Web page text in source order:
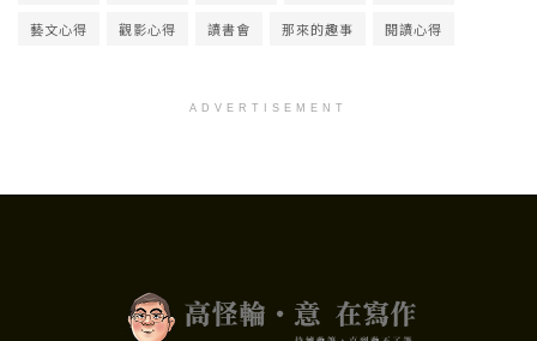
藝文心得 觀影心得 讀書會 那來的趣事 閱讀心得
ADVERTISEMENT